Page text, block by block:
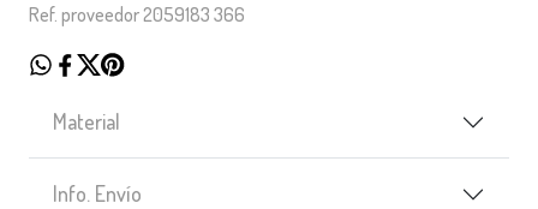
Ref. proveedor 2059183 366
Material
Info. Envío